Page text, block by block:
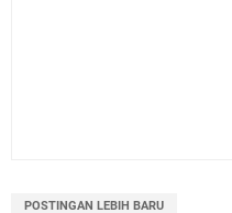
POSTINGAN LEBIH BARU